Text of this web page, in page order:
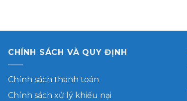
CHÍNH SÁCH VÀ QUY ĐỊNH
Chính sách thanh toán
Chính sách xử lý khiếu nại